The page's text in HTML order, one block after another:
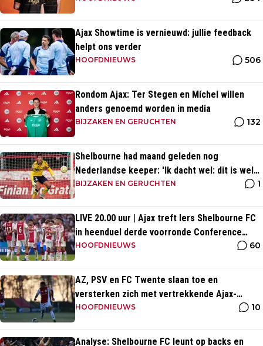
Ajax Showtime is vernieuwd: jullie feedback
helpt ons verder
HOOFDNIEUWS 506
Rondom Ajax: Ter Stegen en Míchel willen
anders genoemd worden in media
BIJZAKEN EN GERUCHTEN 132
Shelbourne had maand geleden nog
Nederlandse keeper: 'Ik dacht wel: dit is wel
héél Iers'
BIJZAKEN EN GERUCHTEN 1
LIVE 20.00 uur | Ajax treft Iers Shelbourne FC
in heenduel derde voorronde Conference
League
HOOFDNIEUWS 60
AZ, PSV en FC Twente slaan toe en
versterken zich met vertrekkende Ajax-
talenten
HOOFDNIEUWS 10
Analyse: Shelbourne FC leunt op backs en